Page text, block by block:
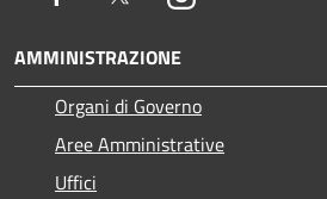
AMMINISTRAZIONE
Organi di Governo
Aree Amministrative
Uffici